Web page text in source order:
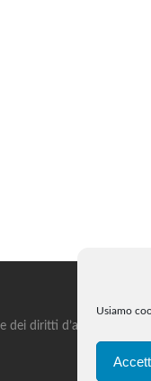
Usiamo
diritti d’autore, se ne